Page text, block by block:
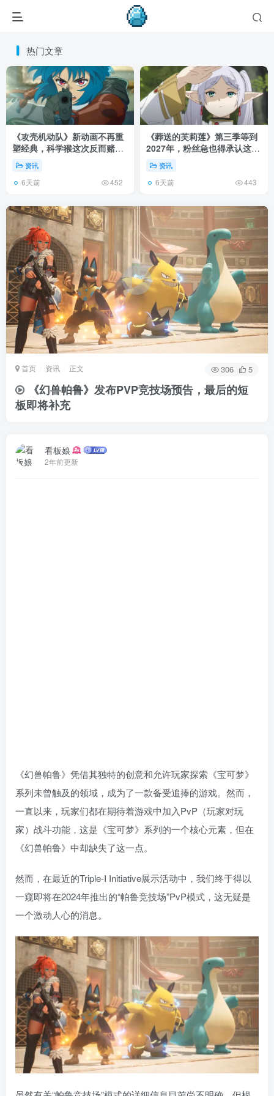
热门文章
《攻壳机动队》新动画不再重
塑经典，科学猴这次反而赌对
了！资讯
6天前 452
《葬送的芙莉莲》第三季等到
2027年，粉丝急也得承认这次
慢得有道理！
资讯
6天前 443
首页 资讯 正文 306 5
《幻兽帕鲁》发布PVP竞技场预告，最后的短
板即将补充
看板娘
2年前更新
《幻兽帕鲁》凭借其独特的创意和允许玩家探索《宝可梦》
系列未曾触及的领域，成为了一款备受追捧的游戏。然而，
一直以来，玩家们都在期待着游戏中加入PvP（玩家对玩
家）战斗功能，这是《宝可梦》系列的一个核心元素，但在
《幻兽帕鲁》中却缺失了这一点。
然而，在最近的Triple-I Initiative展示活动中，我们终于得以
一窥即将在2024年推出的“帕鲁竞技场”PvP模式，这无疑是
一个激动人心的消息。